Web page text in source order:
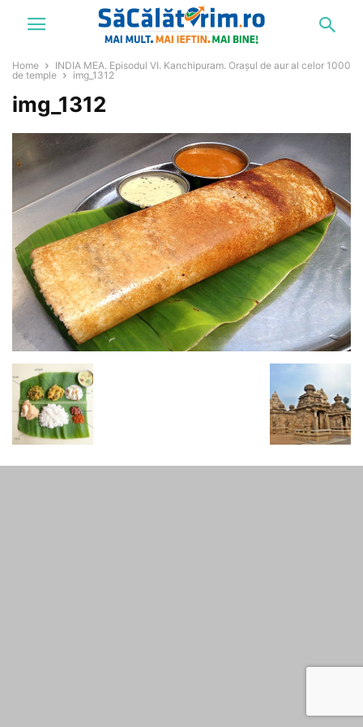
Home
INDIA MEA. Episodul VI. Kanchipuram. Orașul de aur al celor 1000
de temple
img_1312
img_1312